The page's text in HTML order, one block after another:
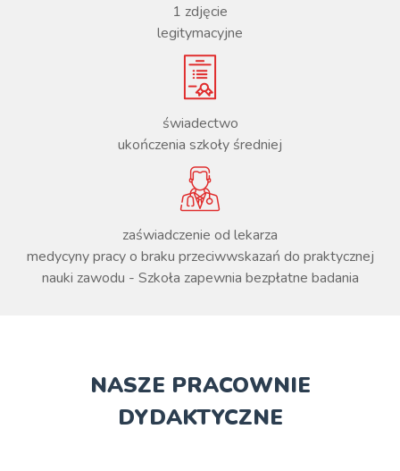
1 zdjęcie
legitymacyjne
świadectwo
ukończenia szkoły średniej
zaświadczenie od lekarza
medycyny pracy o braku przeciwwskazań do praktycznej
nauki zawodu - Szkoła zapewnia bezpłatne badania
NASZE PRACOWNIE
DYDAKTYCZNE